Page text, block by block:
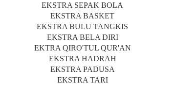
EKSTRA SEPAK BOLA
EKSTRA BASKET
EKSTRA BULU TANGKIS
EKSTRA BELA DIRI
EKTRA QIRO'TUL QUR'AN
EKSTRA HADRAH
EKSTRA PADUSA
EKSTRA TARI